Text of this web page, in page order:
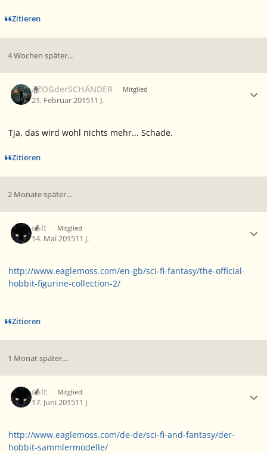
Zitieren
4 Wochen später...
AZOGderSCHÄNDER Mitglied
21. Februar 201511 J.
Tja, das wird wohl nichts mehr... Schade.
Zitieren
2 Monate später...
colt Mitglied
14. Mai 201511 J.
http://www.eaglemoss.com/en-gb/sci-fi-fantasy/the-official-
hobbit-figurine-collection-2/
Zitieren
1 Monat später...
colt Mitglied
17. Juni 201511 J.
http://www.eaglemoss.com/de-de/sci-fi-and-fantasy/der-
hobbit-sammlermodelle/